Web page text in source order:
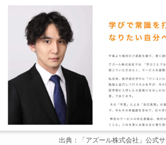
出典：「アズール株式会社」公式